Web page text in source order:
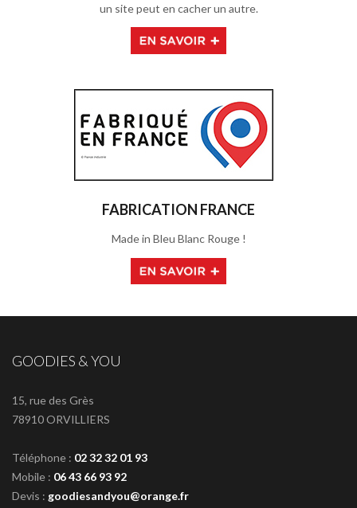
un site peut en cacher un autre.
FABRICATION FRANCE
Made in Bleu Blanc Rouge !
GOODIES & YOU
15, rue des Grès
78910 ORVILLIERS
Téléphone : 02 32 32 01 93
Mobile : 06 43 66 93 92
Devis : goodiesandyou@orange.fr